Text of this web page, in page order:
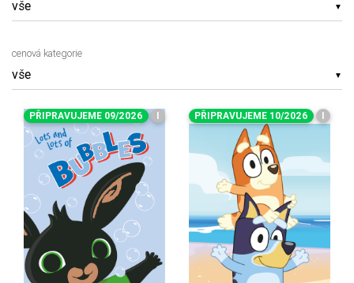
▼
▼
cenová kategorie
PŘIPRAVUJEME 09/2026 I PŘIPRAVUJEME 10/2026 I